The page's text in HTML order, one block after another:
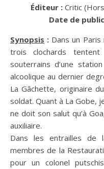
Éditeur : Critic
Date de
Synopsis : Dans un Paris
trois clochards
souterrains d’une
alcoolique au dernier
La Gâchette, originaire
soldat. Quant à La Gobe,
ne doit son salut qu’à
auxiliaire.
Dans les entrailles de
membres de la
pour un colonel